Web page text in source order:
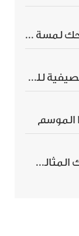
قبعات رجالية موضة صيف 2025 تمنحك لمسة أناقة استثنائية
4 تصاميم رائجة في موضة الأحذية الصيفية للرجال هذا الموسم
الموسم
موضة الألوان الفاتحة للرجال: اختيارك المثالي لإطلالة صيفية مبهرة